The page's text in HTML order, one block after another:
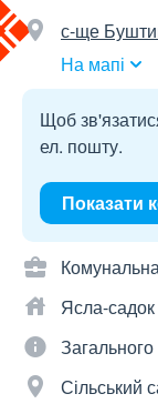
с-ще
На мапі
Щоб
ел. пошту.
Показати
Ясла-садок
Сільський